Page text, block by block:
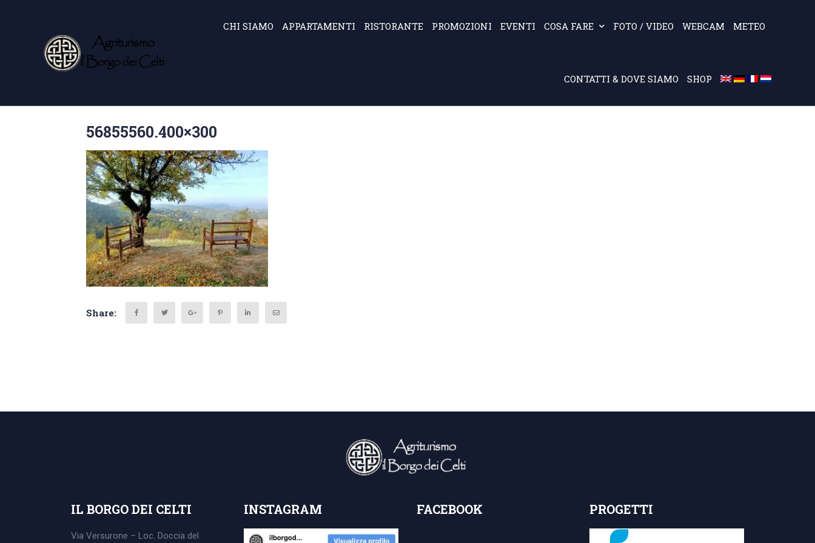
CHI SIAMO APPARTAMENTI RISTORANTE PROMOZIONI EVENTI COSA FARE FOTO / VIDEO WEBCAM METEO
CONTATTI & DOVE SIAMO SHOP
56855560.400×300
Share:
IL BORGO DEI CELTI
Via Versurone – Loc. Doccia del
INSTAGRAM FACEBOOK PROGETTI